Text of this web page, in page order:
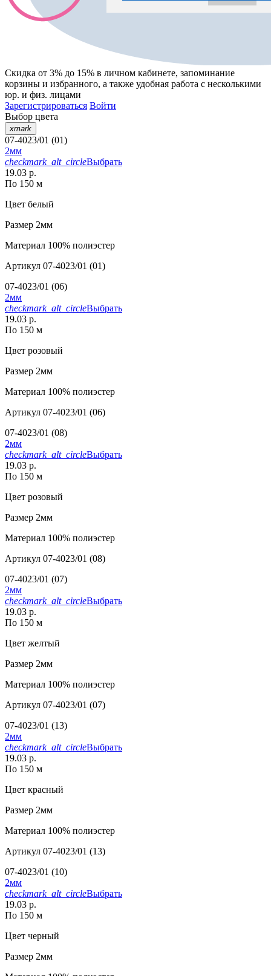
Скидка от 3% до 15% в личном кабинете, запоминание
корзины и избранного, а также удобная работа с несколькими
юр. и физ. лицами
Зарегистрироваться Войти
Выбор цвета
xmark
07-4023/01 (01)
2мм
checkmark_alt_circleВыбрать
19.03 р.
По 150 м
Цвет белый
Размер 2мм
Материал 100% полиэстер
Артикул 07-4023/01 (01)
07-4023/01 (06)
2мм
checkmark_alt_circleВыбрать
19.03 р.
По 150 м
Цвет розовый
Размер 2мм
Материал 100% полиэстер
Артикул 07-4023/01 (06)
07-4023/01 (08)
2мм
checkmark_alt_circleВыбрать
19.03 р.
По 150 м
Цвет розовый
Размер 2мм
Материал 100% полиэстер
Артикул 07-4023/01 (08)
07-4023/01 (07)
2мм
checkmark_alt_circleВыбрать
19.03 р.
По 150 м
Цвет желтый
Размер 2мм
Материал 100% полиэстер
Артикул 07-4023/01 (07)
07-4023/01 (13)
2мм
checkmark_alt_circleВыбрать
19.03 р.
По 150 м
Цвет красный
Размер 2мм
Материал 100% полиэстер
Артикул 07-4023/01 (13)
07-4023/01 (10)
2мм
checkmark_alt_circleВыбрать
19.03 р.
По 150 м
Цвет черный
Размер 2мм